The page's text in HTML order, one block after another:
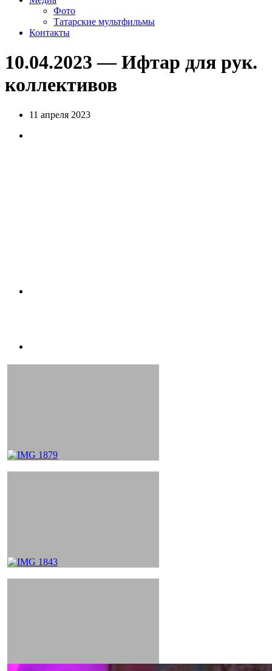
Фото
Татарские мультфильмы
Контакты
10.04.2023 — Ифтар для рук.
коллективов
11 апреля 2023